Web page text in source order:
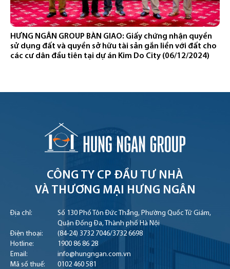
HƯNG NGÂN GROUP BÀN GIAO: Giấy chứng nhận quyền
sử dụng đất và quyền sở hữu tài sản gắn liền với đất cho
các cư dân đầu tiên tại dự án Kim Do City (06/12/2024)
CÔNG TY CP ĐẦU TƯ NHÀ
VÀ THƯƠNG MẠI HƯNG NGÂN
Địa chỉ:
Số 130 Phố Tôn Đức Thắng, Phường Quốc Tử Giám,
Quận Đống Đa, Thành phố Hà Nội
Điện thoại:
(84-24) 3732 7046/3732 6698
Hotline:
1900 86 86 28
Email:
info@hungngan.com.vn
Mã số thuế:
0102 460 581